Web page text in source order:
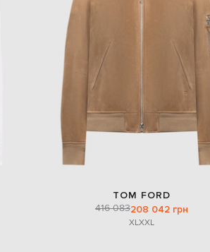
TOM FORD
416 083208 042 грн
XLXXL